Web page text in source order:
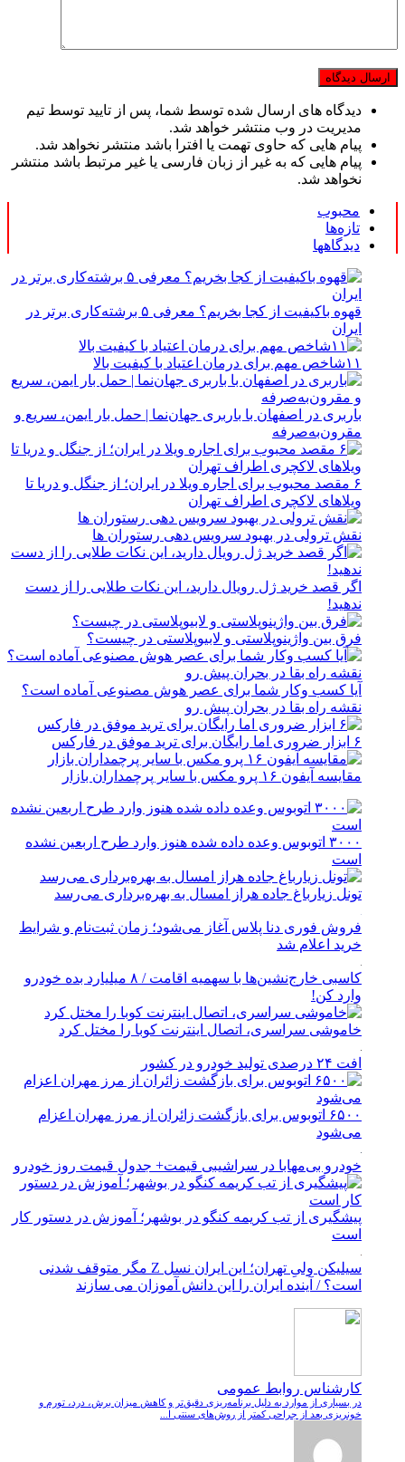
دیدگاه های ارسال شده توسط شما، پس از تایید توسط تیم
مدیریت در وب منتشر خواهد شد.
پیام هایی که حاوی تهمت یا افترا باشد منتشر نخواهد شد.
پیام هایی که به غیر از زبان فارسی یا غیر مرتبط باشد منتشر
نخواهد شد.
محبوب
تازه‌ها
دیدگاهها
قهوه باکیفیت از کجا بخریم؟ معرفی ۵ برشته‌کاری برتر در
ایران
۱۱شاخص مهم برای درمان اعتیاد با کیفیت بالا
باربری در اصفهان با باربری جهان‌نما | حمل بار ایمن، سریع و
مقرون‌به‌صرفه
۶ مقصد محبوب برای اجاره ویلا در ایران؛ از جنگل و دریا تا
ویلاهای لاکچری اطراف تهران
نقش ترولی در بهبود سرویس دهی رستوران ها
اگر قصد خرید ژل رویال دارید، این نکات طلایی را از دست
ندهید!
فرق بین واژینوپلاستی و لابیوپلاستی در چیست؟
آیا کسب وکار شما برای عصر هوش مصنوعی آماده است؟
نقشه راه بقا در بحران پیش رو
۶ ابزار ضروری اما رایگان برای ترید موفق در فارکس
مقایسه آیفون ۱۶ پرو مکس با سایر پرچمداران بازار
۳۰۰۰ اتوبوس وعده داده شده هنوز وارد طرح اربعین نشده
است
تونل زیارباغ جاده هراز امسال به بهره‌برداری می‌رسد
فروش فوری دنا پلاس آغاز می‌شود؛ زمان ثبت‌نام و شرایط
خرید اعلام شد
کاسبی خارج‌نشین‌ها با سهمیه اقامت / ۸ میلیارد بده خودرو
وارد کن!
خاموشی سراسری، اتصال اینترنت کوبا را مختل کرد
افت ۲۴ درصدی تولید خودرو در کشور
۶۵۰۰ اتوبوس برای بازگشت زائران از مرز مهران اعزام
می‌شود
خودرو بی‌مهابا در سراشیبی قیمت+ جدول قیمت روز خودرو
پیشگیری از تب کریمه کنگو در بوشهر؛ آموزش در دستور کار
است
سیلیکن ولیِ تهران؛ این ایران نسل Z مگر متوقف شدنی
است؟ / آینده ایران را این دانش آموزان می سازند
کارشناس روابط عمومی
در بسیاری از موارد به دلیل برنامه‌ریزی دقیق‌تر و کاهش میزان برش، درد، تورم و
خونریزی بعد از جراحی کمتر از روش‌های سنتی ا...